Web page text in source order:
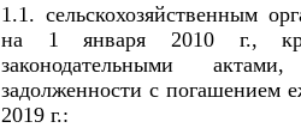
1.1. сельскохозяйственным
на 1 января 2010 г.,
законодательными
задолженности с погашением
2019 г.: